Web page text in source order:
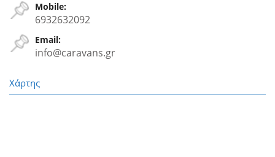
Mobile:
6932632092
Email:
info@caravans.gr
Χάρτης